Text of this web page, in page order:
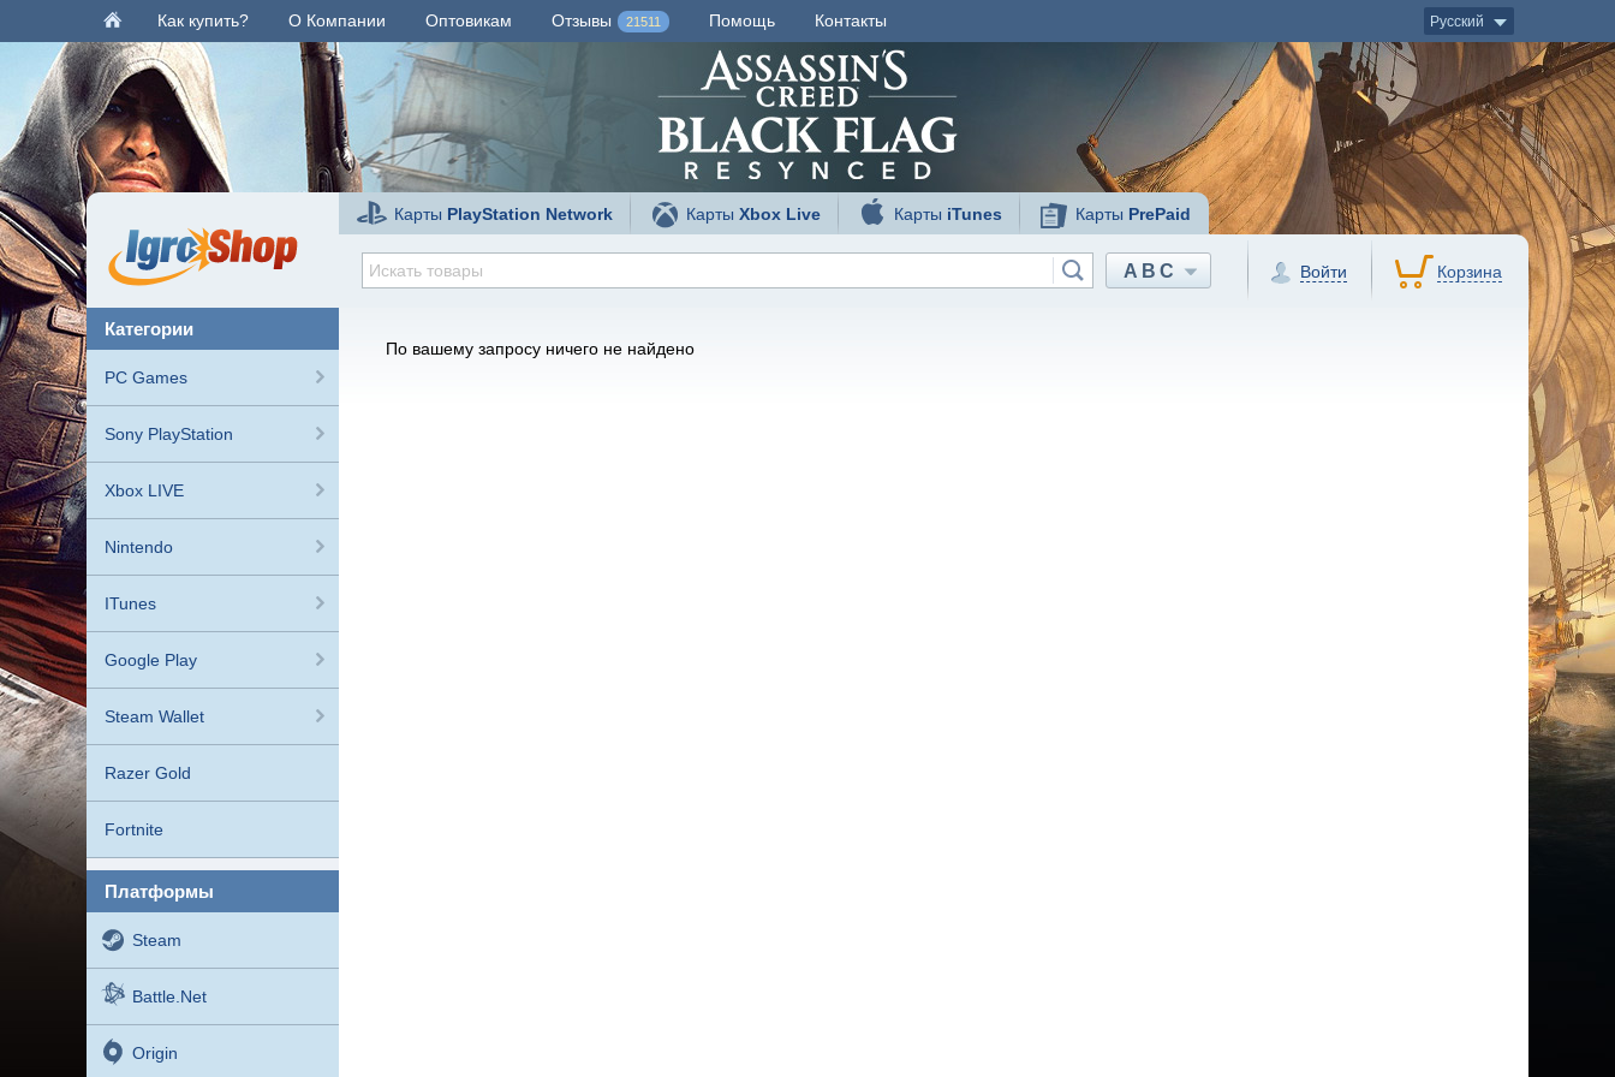
Как купить? О Компании Оптовикам Отзывы 21511 Помощь Контакты Русский
Карты PlayStation Network КартыXbox Live Карты iTunes Карты PrePaid
ABC Войти Корзина
категории
PC Games
Sony PlayStation
Xbox LIVE
Nintendo
ITunes
Google Play
Steam Wallet
Razer Gold
Fortnite
платформы
Steam
Battle.net
Origin
По вашему запросу ничего не найдено